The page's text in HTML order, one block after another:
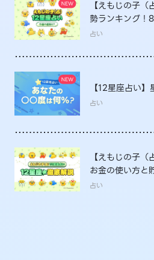
【えもじの子
勢ランキング！
は？
占い
【12星座占い
占い
【えもじの子
お金の使い方と
底解説
占い